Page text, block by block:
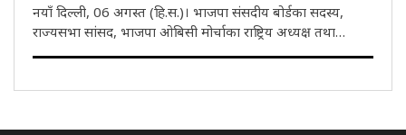
नयाँ दिल्ली, 06 अगस्त (हि.स.)। भाजपा संसदीय बोर्डका सदस्य,
राज्यसभा सांसद, भाजपा ओबिसी मोर्चाका राष्ट्रिय अध्यक्ष तथा
सम्मान प्रदान..